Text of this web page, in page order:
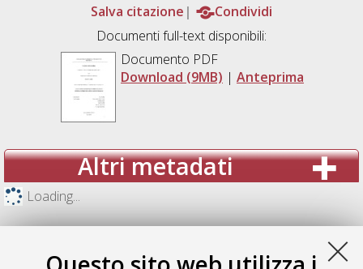
Salva citazione
Condividi
Documenti full-text disponibili:
Documento PDF
Download (9MB) | Anteprima
Altri metadati
Loading...